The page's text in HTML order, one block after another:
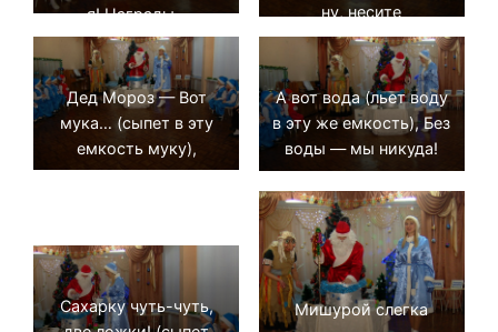
я! Награды –
отличные! Так сказать,
дедушкины личные!
ну, несите
скороварку! Пусть он
сварит нам подарки!
Дед Мороз — Вот
мука… (сыпет в эту
емкость муку),
А вот вода (льет воду
в эту же емкость), Без
воды — мы никуда!
Сахарку чуть-чуть,
Мишурой слегка